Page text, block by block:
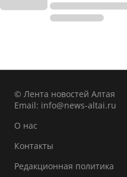
© Лента новостей Алтая
Email: info@news-altai.ru
О нас
Контакты
Редакционная политика